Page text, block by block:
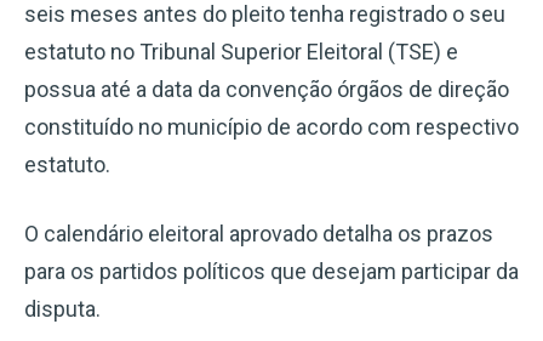
seis meses antes do pleito tenha registrado o seu
estatuto no Tribunal Superior Eleitoral (TSE) e
possua até a data da convenção órgãos de direção
constituído no município de acordo com respectivo
estatuto.
O calendário eleitoral aprovado detalha os prazos
para os partidos políticos que desejam participar da
disputa.